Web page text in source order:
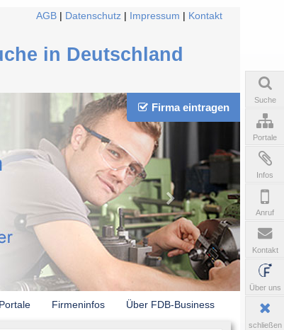
AGB Datenschutz Impressum Kontakt
in Deutschland
Firma eintragen
Firmeninfos Über FDB-Business
Suche
Portale
Infos
Anruf
Kontakt
Über uns
schließen